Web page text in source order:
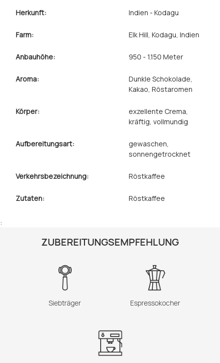
Herkunft: Indien - Kodagu
Farm: Elk Hill, Kodagu, Indien
Anbauhöhe: 950 - 1.150 Meter
Aroma: Dunkle Schokolade,
Kakao, Röstaromen
Körper: exzellente Crema,
kräftig, vollmundig
Aufbereitungsart: gewaschen,
sonnengetrocknet
Verkehrsbezeichnung: Röstkaffee
Zutaten: Röstkaffee
:
ZUBEREITUNGSEMPFEHLUNG
Siebträger Espressokocher